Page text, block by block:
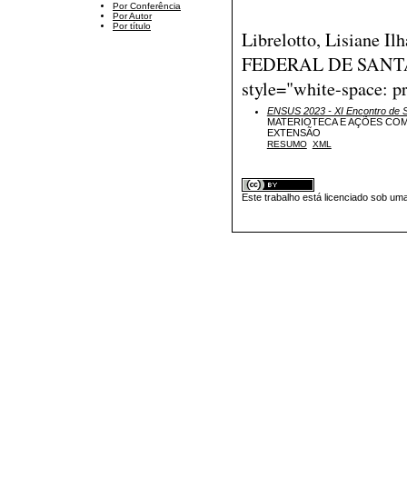
Por Conferência
Por Autor
Por título
Librelotto, Lisiane
FEDERAL DE
style="white-space:
ENSUS 2023 - XI Encontro de
MATERIOTECA E AÇÕES
EXTENSÃO
RESUMO XML
Este trabalho está licenciado sob